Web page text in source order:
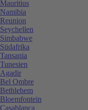
Mauritius
Namibia
Reunion
Seychellen
Simbabwe
Südafrika
Tansania
Tunesien
Agadir
Bel Ombre
Bethlehem
Bloemfontein
Casablanca